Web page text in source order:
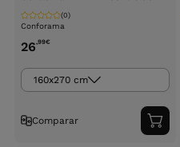
Conforama
(0)
26,99€
160x270 cm
Comparar
ao